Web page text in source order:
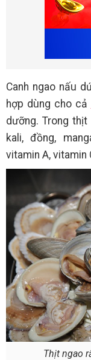
Canh ngao nấu
hợp dùng cho cả
dưỡng. Trong
kali, đồng,
vitamin A, vitamin
Thịt ngao